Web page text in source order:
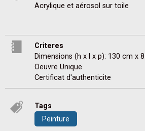
Acrylique et aérosol sur toile
Criteres
Dimensions (h x l x p): 130 cm x
Oeuvre Unique
Certificat d'authenticite
Tags
Peinture